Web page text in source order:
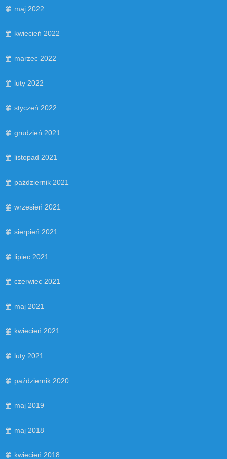
maj 2022
kwiecień 2022
marzec 2022
luty 2022
styczeń 2022
grudzień 2021
listopad 2021
październik 2021
wrzesień 2021
sierpień 2021
lipiec 2021
czerwiec 2021
maj 2021
kwiecień 2021
luty 2021
październik 2020
maj 2019
maj 2018
kwiecień 2018